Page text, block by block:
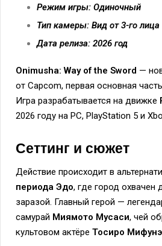
Режим игры: Одиночный
Тип камеры: Вид от 3-го лица
Дата релиза: 2026 год
Onimusha: Way of the Sword —
от Capcom, первая основная
Игра разрабатывается на движке
2026 году на PC, PlayStation 5 и
Сеттинг и сюжет
Действие происходит в
периода Эдо, где город охвачен
заразой. Главный герой —
самурай Миямото Мусаси, чей
культовом актёре Тосиро Мифунэ